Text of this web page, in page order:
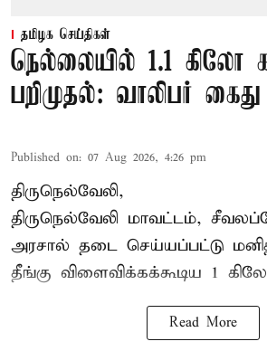
தமிழக செய்திகள்
நெல்லையில் 1.1 கிலோ
பறிமுதல்: வாலிபர் கைது
Published on: 07 Aug 2026, 4:26 pm
திருநெல்வேலி,
திருநெல்வேலி மாவட்டம்,
அரசால் தடை செய்யப்பட்டு
தீங்கு விளைவிக்கக்கூடிய 1
Read More